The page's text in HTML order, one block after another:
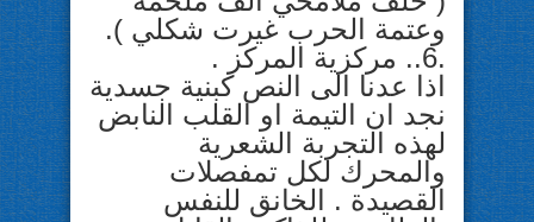
وعتمة الحرب غيرت شكلي ).
.6.. مركزية المركز .
اذا عدنا الى النص كبنية جسدية
نجد ان التيمة او القلب النابض
لهذه التجربة الشعرية
والمحرك لكل تمفصلات
القصيدة . الخانق للنفس